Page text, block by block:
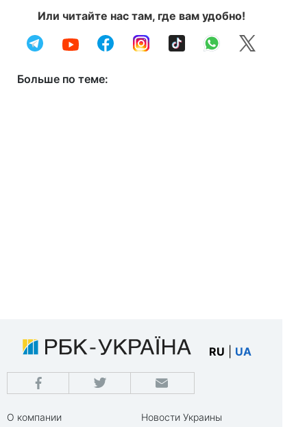
Или читайте нас там, где вам удобно!
Больше по теме:
RU UA
О компании
Новости Украины